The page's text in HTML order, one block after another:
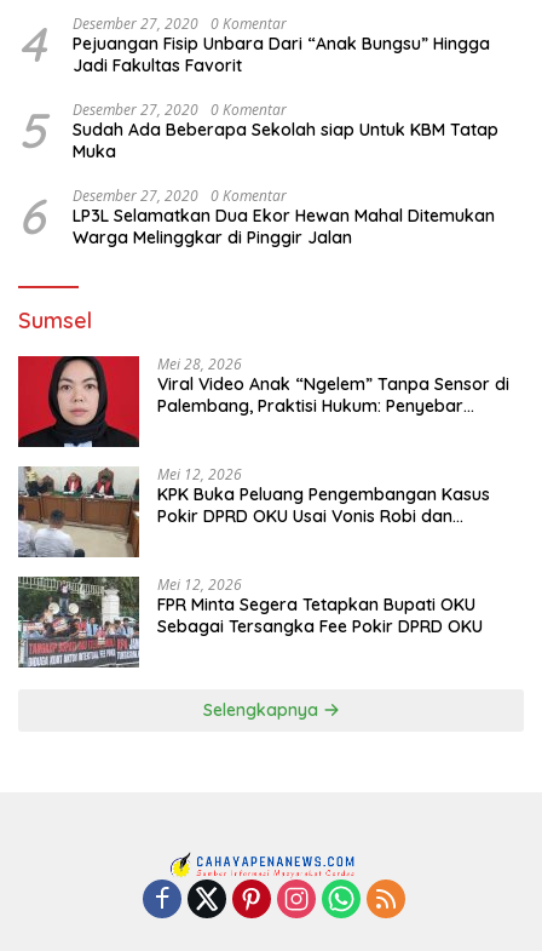
4 Desember 27, 2020 0 Komentar
Pejuangan Fisip Unbara Dari “Anak Bungsu” Hingga
Jadi Fakultas Favorit
5 Desember 27, 2020 0 Komentar
Sudah Ada Beberapa Sekolah siap Untuk KBM Tatap
Muka
6 Desember 27, 2020 0 Komentar
LP3L Selamatkan Dua Ekor Hewan Mahal Ditemukan
Warga Melinggkar di Pinggir Jalan
Sumsel
Mei 28, 2026
Viral Video Anak “Ngelem” Tanpa Sensor di
Palembang, Praktisi Hukum: Penyebar
Mei 12, 2026
KPK Buka Peluang Pengembangan Kasus
Pokir DPRD OKU Usai Vonis Robi dan
Mei 12, 2026
FPR Minta Segera Tetapkan Bupati OKU
Sebagai Tersangka Fee Pokir DPRD OKU
Selengkapnya